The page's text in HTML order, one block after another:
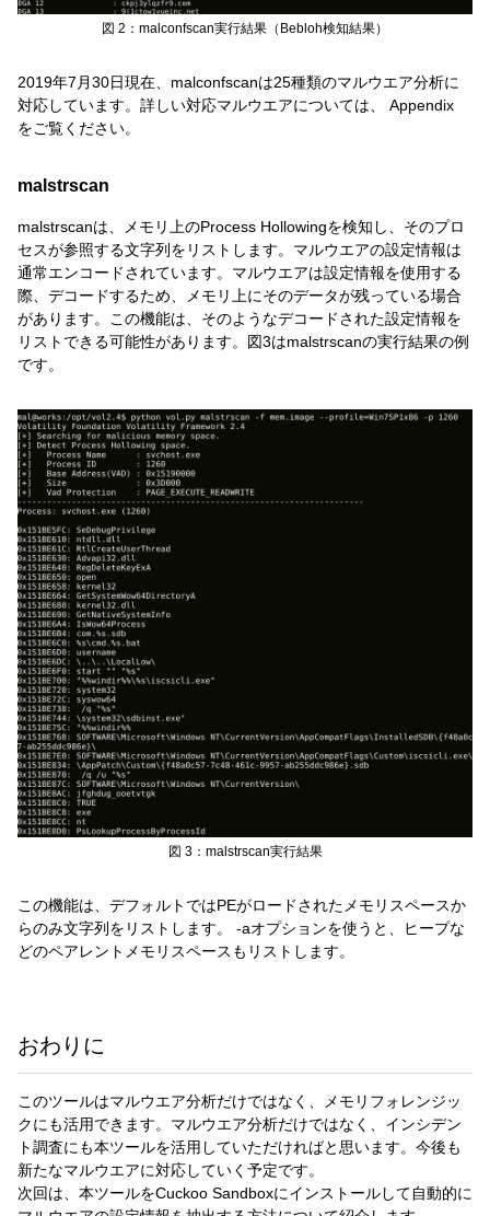
図 2：malconfscan実行結果（Bebloh検知結果）
2019年7月30日現在、malconfscanは25種類のマルウエア分析に
対応しています。詳しい対応マルウエアについては、 Appendix
をご覧ください。
malstrscan
malstrscanは、メモリ上のProcess Hollowingを検知し、そのプロ
セスが参照する文字列をリストします。マルウエアの設定情報は
通常エンコードされています。マルウエアは設定情報を使用する
際、デコードするため、メモリ上にそのデータが残っている場合
があります。この機能は、そのようなデコードされた設定情報を
リストできる可能性があります。図3はmalstrscanの実行結果の例
です。
図 3：malstrscan実行結果
この機能は、デフォルトではPEがロードされたメモリスペースか
らのみ文字列をリストします。 -aオプションを使うと、ヒープな
どのペアレントメモリスペースもリストします。
おわりに
このツールはマルウエア分析だけではなく、メモリフォレンジッ
クにも活用できます。マルウエア分析だけではなく、インシデン
ト調査にも本ツールを活用していただければと思います。今後も
新たなマルウエアに対応していく予定です。
次回は、本ツールをCuckoo Sandboxにインストールして自動的に